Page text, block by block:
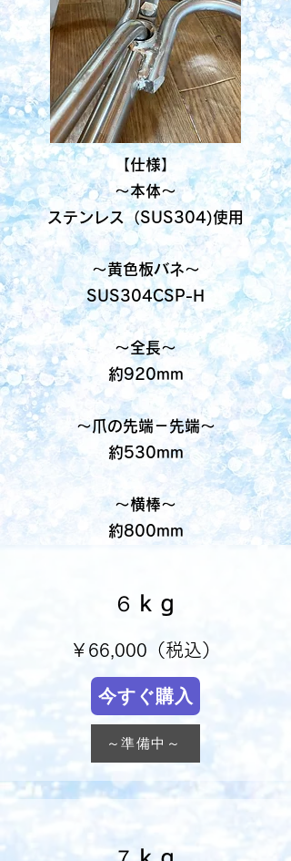
【仕様】
～本体～
ステンレス（SUS304)使用
～黄色板バネ～
SUS304CSP-H
～全長～
約920mm
～爪の先端－先端～
約530mm
～横棒～
約800mm
６ｋｇ
￥66,000（税込）
今すぐ購入
～準備中～